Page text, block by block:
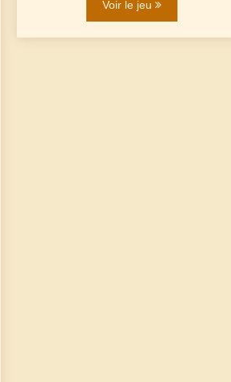
Voir le jeu